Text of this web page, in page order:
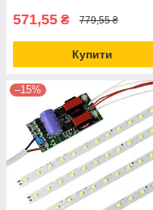
571,55 ₴ 779,55 ₴
Купити
–15%